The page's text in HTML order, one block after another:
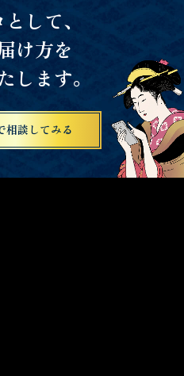
して、
け方を
します。
相談してみる